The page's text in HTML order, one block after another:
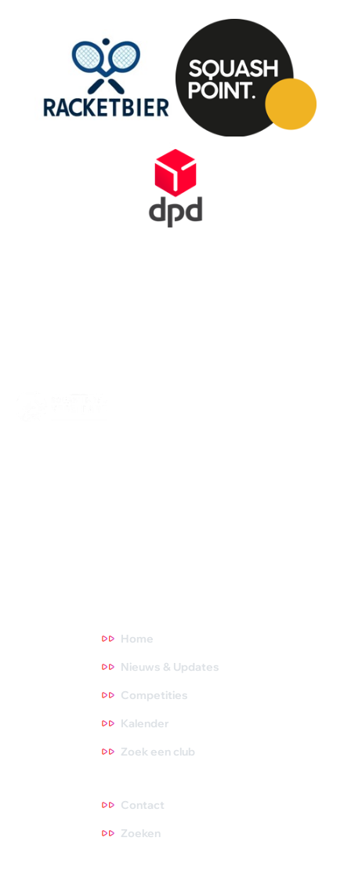
Home
Nieuws & Updates
Competities
Kalender
Zoek een club
Contact
Zoeken